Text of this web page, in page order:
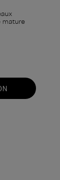
mature